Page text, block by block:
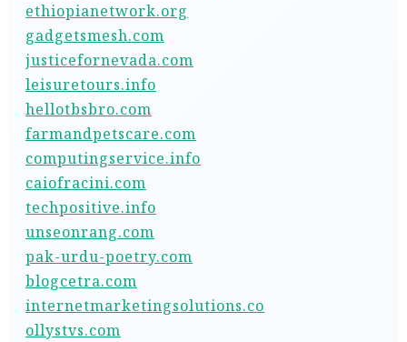
ethiopianetwork.org
gadgetsmesh.com
justicefornevada.com
leisuretours.info
hellotbsbro.com
farmandpetscare.com
computingservice.info
caiofracini.com
techpositive.info
unseonrang.com
pak-urdu-poetry.com
blogcetra.com
internetmarketingsolutions.co
ollystvs.com